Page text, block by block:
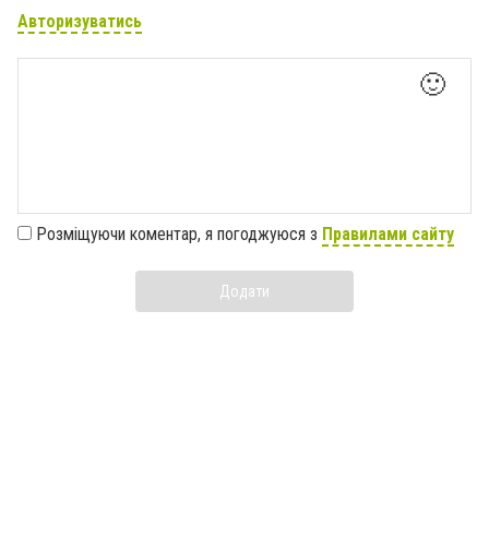
Авторизуватись
🙂
Розміщуючи коментар, я погоджуюся з Правилами сайту
Додати